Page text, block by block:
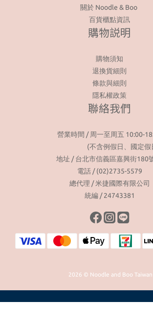
關於 Noodle & Boo
百貨櫃點資訊
購物説明
購物須知
退換貨細則
條款與細則
隱私權政策
聯絡我們
營業時間 / 周一至周五 10:00-
(不含例假日、國定假
地址 / 台北市信義區嘉興街180
電話 / (02)2735-5579
總代理 / 米捷國際有限公司
統編 / 24743381
2026 © Noodle and Boo Taiwan